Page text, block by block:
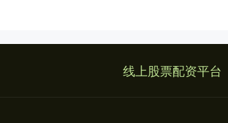
线上股票配资平台